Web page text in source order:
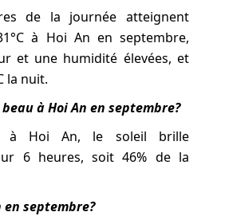
de la journée atteignent
à Hoi An en septembre,
et une humidité élevées, et
la nuit.
à Hoi An en septembre?
à Hoi An, le soleil brille
6 heures, soit 46% de la
septembre?